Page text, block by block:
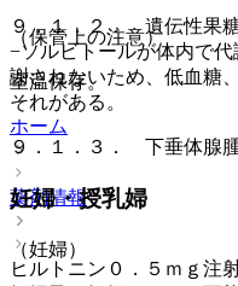
（保管上の注意）
室温保存。
ホーム
薬剤情報
ヒルトニン０．５ｍｇ注
９．１．２． 遺伝性果
−ソルビトールが体内で
謝されないため、低血糖
それがある。
９．１．３． 下垂体腺
妊婦・授乳婦
（妊婦）